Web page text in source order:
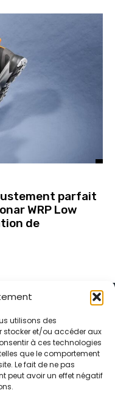
utilisons des
stocker et/ou accéder aux
à ces technologies
que le comportement
Le fait de ne pas
peut avoir un effet négatif
parfait
WRP Low
de
relations presse et de
1995, elle conçoit et
et à l’international
partenaires.